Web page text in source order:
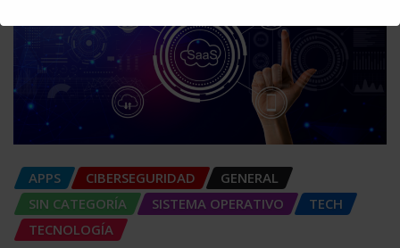
APPS CIBERSEGURIDAD
GENERAL
SIN CATEGORÍA
SISTEMA OPERATIVO
TECH
TECNOLOGÍA